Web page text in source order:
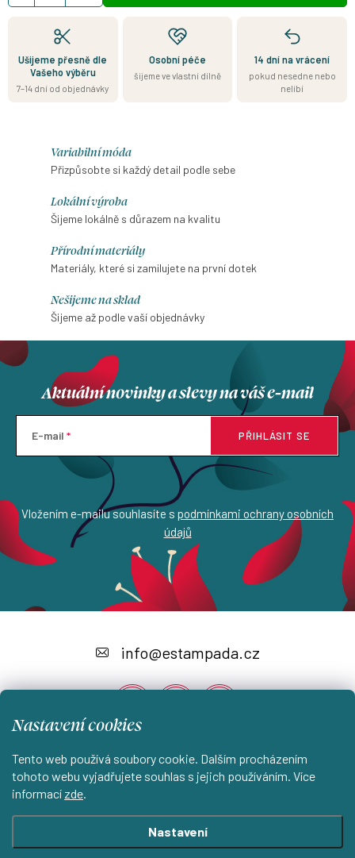
Nastavení cookies
Tento web používá soubory cookie. Dalším procházením
tohoto webu vyjadřujete souhlas s jejich používáním. Více
informací zde.
Nastavení
Ušijeme přesně dle
Vašeho výběru
7–14 dní od objednávky
Osobní péče
šijeme ve vlastní dílně
14 dní na vrácení
pokud nesedne nebo
nelíbí
Variabilní móda
Přizpůsobte si každý detail podle sebe
Lokální výroba
Šijeme lokálně s důrazem na kvalitu
Přírodní materiály
Materiály, které si zamilujete na první dotek
Nešijeme na sklad
Šijeme až podle vaší objednávky
Aktuální novinky a slevy na váš e-mail
E-mail
Vložením e-mailu souhlasíte s podmínkami ochrany osobních
údajů
PŘIHLÁSIT SE
p
a
Instagram
info@estampada.cz
Shoptet.cz KantorStudio.cz